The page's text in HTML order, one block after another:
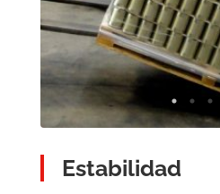
Estabilidad